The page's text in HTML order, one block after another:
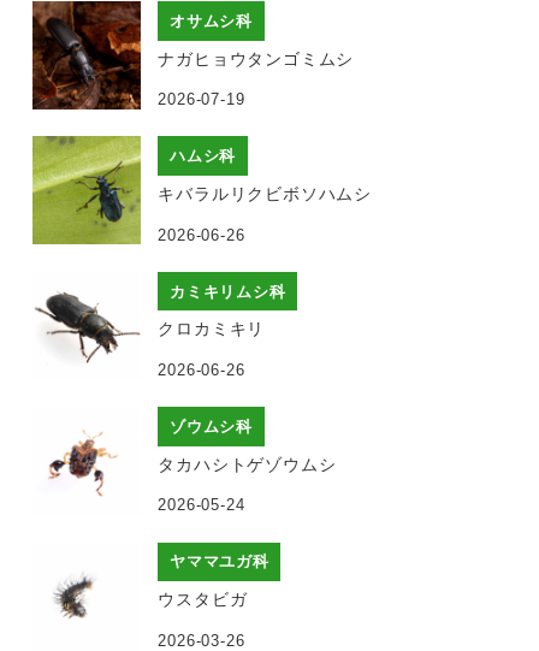
オサムシ科
ナガヒョウタンゴミムシ
2026-07-19
ハムシ科
キバラルリクビボソハムシ
2026-06-26
カミキリムシ科
クロカミキリ
2026-06-26
ゾウムシ科
タカハシトゲゾウムシ
2026-05-24
ヤママユガ科
ウスタビガ
2026-03-26